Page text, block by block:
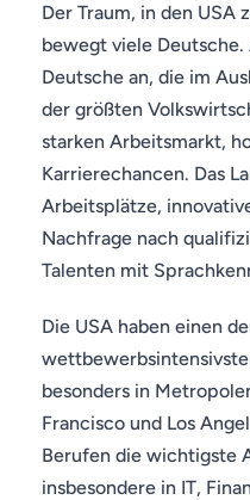
Der Traum, in den USA
bewegt viele
Deutsche an, die im
der größten
starken Arbeitsmarkt,
Karrierechancen. Das
Arbeitsplätze,
Nachfrage nach
Talenten mit
Die USA haben einen
besonders in
Francisco und Los
Berufen die wichtigste
insbesondere in IT,